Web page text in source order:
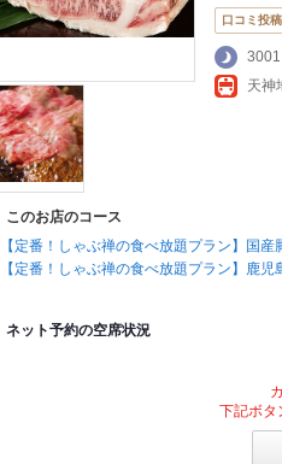
口コミ投
天神
このお店のコース
【定番！しゃぶ禅の食べ放題プラン】国
【定番！しゃぶ禅の食べ放題プラン】
ネット予約の空席状況
下記ボタ